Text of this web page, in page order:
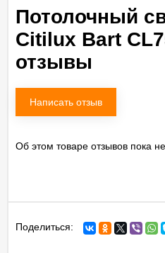
Потолочный
Citilux Bart
отзывы
Написать отзыв
Об этом товаре отзывов пока
Поделиться: